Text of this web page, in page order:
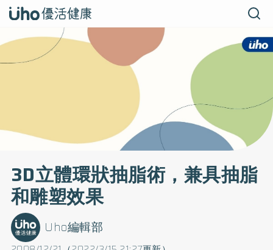
3D立體環狀抽脂術，兼具抽脂
和雕塑效果
Uho編輯部